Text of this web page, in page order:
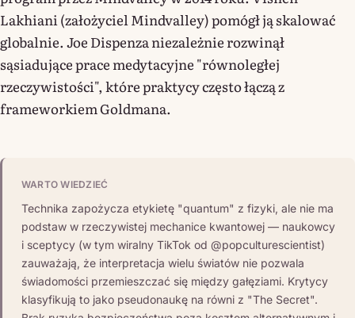
Lakhiani (założyciel Mindvalley) pomógł ją skalować
globalnie. Joe Dispenza niezależnie rozwinął
sąsiadujące prace medytacyjne "równoległej
rzeczywistości", które praktycy często łączą z
frameworkiem Goldmana.
WARTO WIEDZIEĆ
Technika zapożycza etykietę "quantum" z fizyki, ale nie ma
podstaw w rzeczywistej mechanice kwantowej — naukowcy
i sceptycy (w tym wiralny TikTok od @popculturescientist)
zauważają, że interpretacja wielu światów nie pozwala
świadomości przemieszczać się między gałęziami. Krytycy
klasyfikują to jako pseudonaukę na równi z "The Secret".